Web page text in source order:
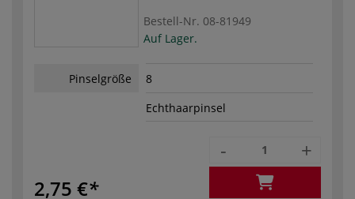
Bestell-Nr. 08-81949
Auf Lager.
Pinselgröße
8
Echthaarpinsel
2,75 €
- +